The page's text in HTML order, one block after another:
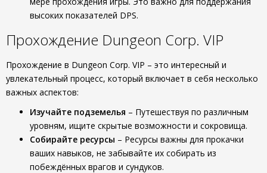
высоких показателей DPS.
Прохождение Dungeon Corp. VIP
Прохождение в Dungeon Corp. VIP – это интересный и
увлекательный процесс, который включает в себя несколько
важных аспектов:
Изучайте подземелья – Путешествуя по различным
уровням, ищите скрытые возможности и сокровища.
Собирайте ресурсы – Ресурсы важны для прокачки
ваших навыков, не забывайте их собирать из
побеждённых врагов и сундуков.